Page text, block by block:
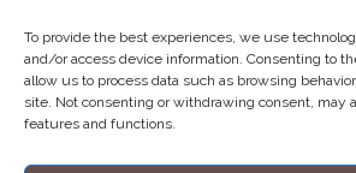
To provide the best experiences, we use
and/or access device information. Consenting to
allow us to process data such as browsing
site. Not consenting or withdrawing consent, may
features and functions.
Home
Impressum
Cookie